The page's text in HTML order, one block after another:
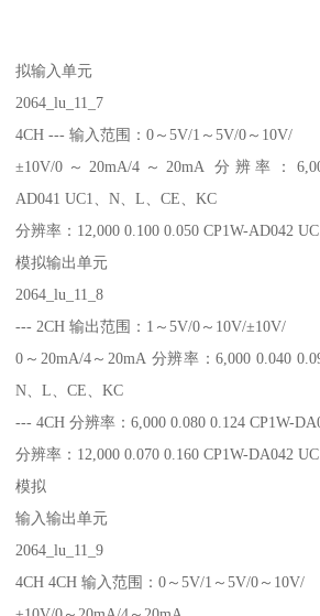
拟输入单元
2064_lu_11_7
4CH --- 输入范围：0～5V/1～5V/0～10V/
±10V/0～20mA/4～20mA 分辨率：
AD041 UC1、N、L、CE、KC
分辨率：12,000 0.100 0.050 CP1W-AD042
模拟输出单元
2064_lu_11_8
--- 2CH 输出范围：1～5V/0～10V/±10V/
0～20mA/4～20mA 分辨率：6,000 0.040
N、L、CE、KC
--- 4CH 分辨率：6,000 0.080 0.124 CP1W-
分辨率：12,000 0.070 0.160 CP1W-DA042
模拟
输入输出单元
2064_lu_11_9
4CH 4CH 输入范围：0～5V/1～5V/0～10V/